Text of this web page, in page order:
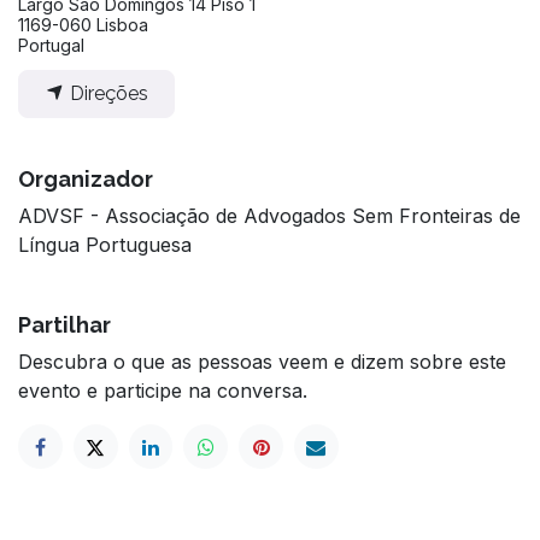
1169-060 Lisboa
Portugal
Direções
Organizador
ADVSF - Associação de Advogados Sem Fronteiras de
Língua Portuguesa
Partilhar
Descubra o que as pessoas veem e dizem sobre este
evento e participe na conversa.